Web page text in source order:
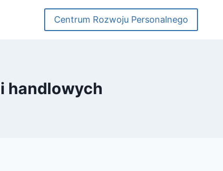
Centrum Rozwoju Personalnego
handlowych